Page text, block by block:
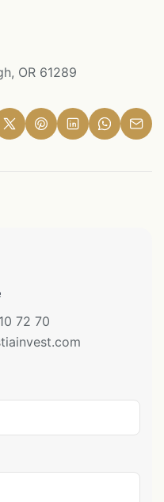
OR 61289
72 70